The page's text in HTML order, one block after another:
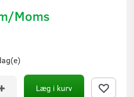
Moms
Læg i kurv